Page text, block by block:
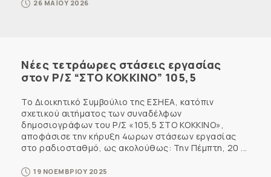
26 ΜΑΪΟΥ 2026
Νέες τετράωρες στάσεις εργασίας
στον Ρ/Σ “ΣΤΟ ΚΟΚΚΙΝΟ” 105,5
Το Διοικητικό Συμβούλιο της ΕΣΗΕΑ, κατόπιν
σχετικού αιτήματος των συναδέλφων
δημοσιογράφων του Ρ/Σ «105,5 ΣΤΟ ΚΟΚΚΙΝΟ»,
αποφάσισε την κήρυξη 4ωρων στάσεων εργασίας
στο ραδιοσταθμό, ως ακολούθως: Την Πέμπτη, 20 ...
19 ΝΟΕΜΒΡΙΟΥ 2025